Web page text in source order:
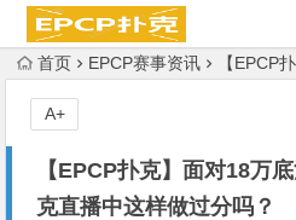
首页 EPCP赛事资讯 【EPCP扑克】
【EPCP扑克】面对18万
克直播中这样做过分吗？
A+